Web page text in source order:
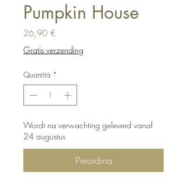
Pumpkin House
26,90 €Prezzo
Gratis verzending
Quantità *
Wordt na verwachting geleverd vanaf
24 augustus
Preordina